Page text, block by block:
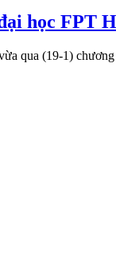
học FPT
qua (19-1)